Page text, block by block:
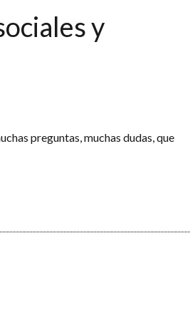
y
preguntas, muchas dudas, que